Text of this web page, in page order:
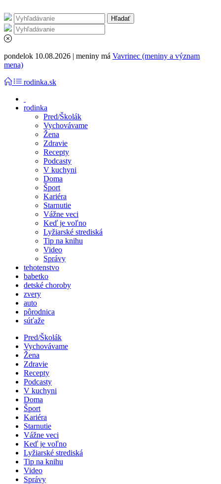
pondelok 10.08.2026 | meniny má Vavrinec (meniny a význam
mena)
rodinka.sk
rodinka
Pred/Školák
Vychovávame
Žena
Zdravie
Recepty
Podcasty
V kuchyni
Doma
Šport
Kariéra
Starnutie
Vážne veci
Keď je voľno
Lyžiarské strediská
Tip na knihu
Video
Správy
tehotenstvo
babetko
detské choroby
zvery
auto
pôrodnica
súťaže
Pred/Školák
Vychovávame
Žena
Zdravie
Recepty
Podcasty
V kuchyni
Doma
Šport
Kariéra
Starnutie
Vážne veci
Keď je voľno
Lyžiarské strediská
Tip na knihu
Video
Správy